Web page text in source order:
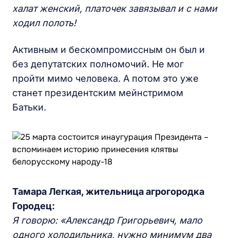
халат женский, платочек завязывал и с нами
ходил полоть!
Активным и бескомпромиссным он был и
без депутатских полномочий. Не мог
пройти мимо человека. А потом это уже
станет президентским мейнстримом
Батьки.
Тамара Легкая, жительница агрогородка
Городец:
Я говорю: «Александр Григорьевич, мало
одного холодильника, нужно минимум два